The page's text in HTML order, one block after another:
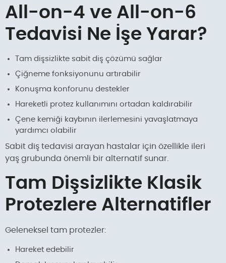
All-on-4 ve All-on-6
Tedavisi Ne İşe Yarar?
Tam dişsizlikte sabit diş çözümü sağlar
Çiğneme fonksiyonunu artırabilir
Konuşma konforunu destekler
Hareketli protez kullanımını ortadan kaldırabilir
Çene kemiği kaybının ilerlemesini yavaşlatmaya
yardımcı olabilir
Sabit diş tedavisi arayan hastalar için özellikle ileri
yaş grubunda önemli bir alternatif sunar.
Tam Dişsizlikte Klasik
Protezlere Alternatifler
Geleneksel tam protezler:
Hareket edebilir